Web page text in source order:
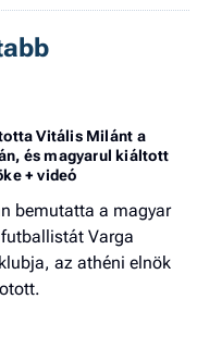
Vitális Milánt a
és magyarul kiáltott
+ videó
bemutatta a magyar
Varga
az athéni elnök